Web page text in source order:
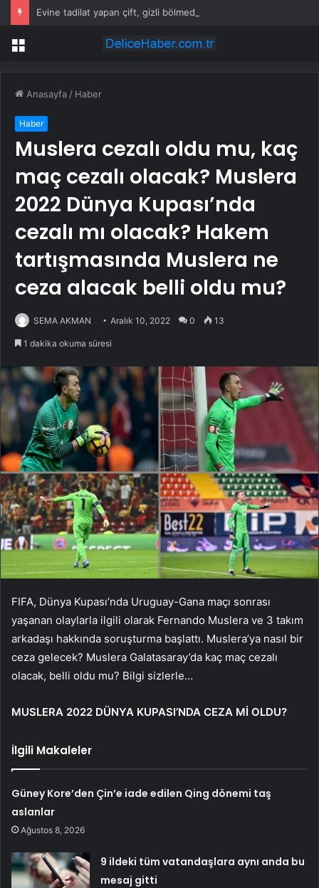
Menü
Anasayfa / Haber
Haber
Muslera cezalı oldu mu, kaç
maç cezalı olacak? Muslera
2022 Dünya Kupası’nda
cezalı mı olacak? Hakem
tartışmasında Muslera ne
ceza alacak belli oldu mu?
SEMA AKMAN Aralık 10, 2022 0 13
1 dakika okuma süresi
FIFA, Dünya Kupası’nda Uruguay-Gana maçı sonrası
yaşanan olaylarla ilgili olarak Fernando Muslera ve 3 takım
arkadaşı hakkında soruşturma başlattı. Muslera’ya nasıl bir
ceza gelecek? Muslera Galatasaray’da kaç maç cezalı
olacak, belli oldu mu? Bilgi sizlerle…
MUSLERA 2022 DÜNYA KUPASI’NDA CEZA Mİ OLDU?
İlgili Makaleler
Güney Kore’den Çin’e iade edilen Qing dönemi taş
aslanlar
Ağustos 8, 2026
9 ildeki tüm vatandaşlara aynı anda bu
mesaj gitti